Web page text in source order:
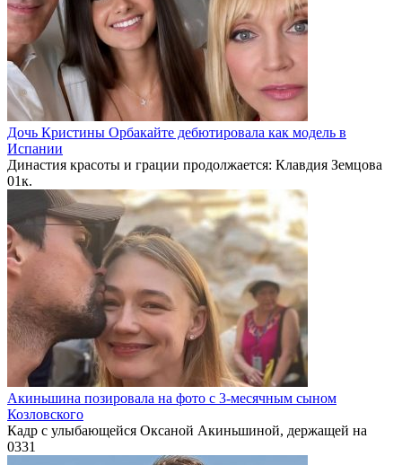
Дочь Кристины Орбакайте дебютировала как модель в
Испании
Династия красоты и грации продолжается: Клавдия Земцова
01к.
Акиньшина позировала на фото с 3-месячным сыном
Козловского
Кадр с улыбающейся Оксаной Акиньшиной, держащей на
0331